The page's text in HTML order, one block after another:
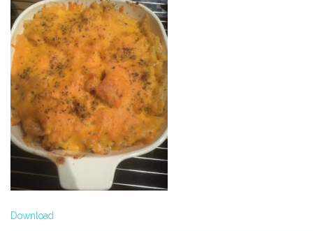
Download